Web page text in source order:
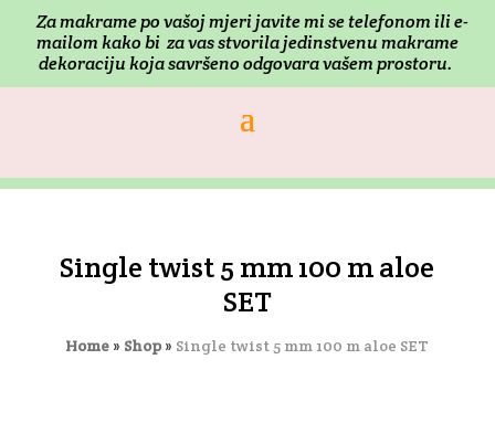
Za makrame po vašoj mjeri javite mi se telefonom ili e-
mailom kako bi za vas stvorila jedinstvenu makrame
dekoraciju koja savršeno odgovara vašem prostoru.
Single twist 5 mm 100 m aloe
SET
Home » Shop » Single twist 5 mm 100 m aloe SET